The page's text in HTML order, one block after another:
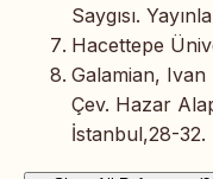
Saygısı.
Hacettepe
Galamian,
Çev. Hazar
İstanbul,28-32.